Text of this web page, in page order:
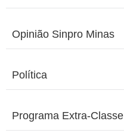
Opinião Sinpro Minas
Política
Programa Extra-Classe